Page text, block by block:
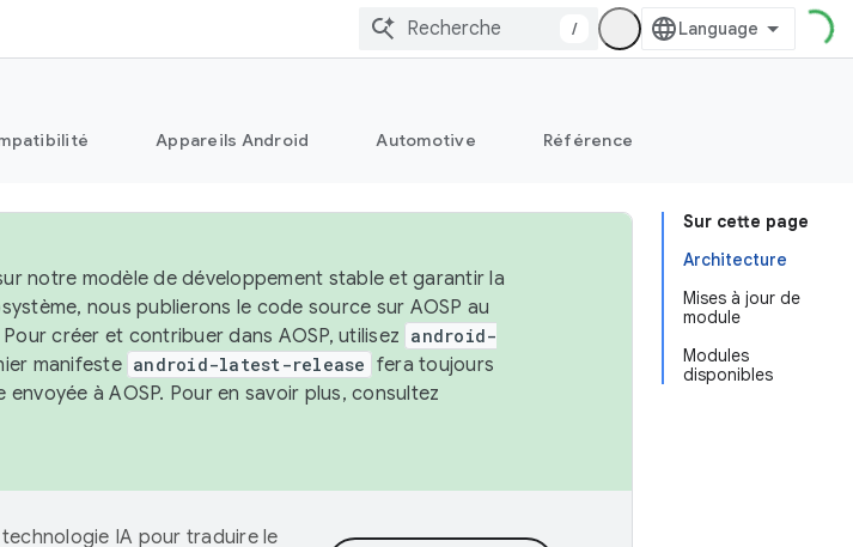
/
Appareils Android Automotive Référence
Sur cette page
Architecture
Mises à jour de
module
Modules
disponibles
notre modèle de développement stable et garantir la
nous publierons le code source sur AOSP au
créer et contribuer dans AOSP, utilisez android-
manifeste android-latest-release fera toujours
à AOSP. Pour en savoir plus, consultez
IA pour traduire le